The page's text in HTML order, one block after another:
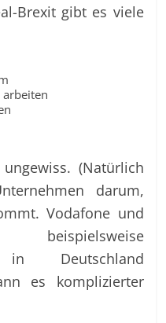
Brexit gibt es viele
(Natürlich
darum,
Vodafone und
in Deutschland
es komplizierter